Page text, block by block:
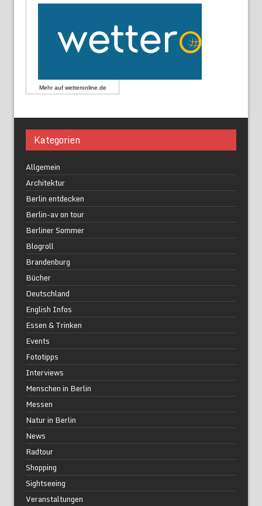
Mehr auf wetteronline.de
Kategorien
Allgemein
Architektur
Berlin entdecken
Berlin-av on tour
Berliner Sommer
Blogroll
Brandenburg
Bücher
Deutschland
English Infos
Essen & Trinken
Events
Fototipps
Interviews
Menschen in Berlin
Messen
Natur in Berlin
News
Radtour
Shopping
Sightseeing
Veranstaltungen